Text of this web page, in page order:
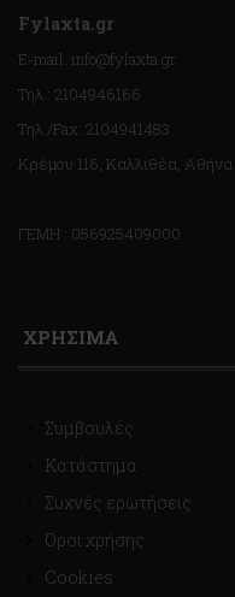
Fylaxta.gr
E-mail: info@fylaxta.gr
Τηλ.: 2104946166
Τηλ./Fax: 2104941483
Κρέμου 116, Καλλιθέα, Αθήνα
ΓΕΜΗ : 056925409000
ΧΡΗΣΙΜΑ
Συμβουλές
Κατάστημα
Συχνές ερωτήσεις
Όροι χρήσης
Cookies